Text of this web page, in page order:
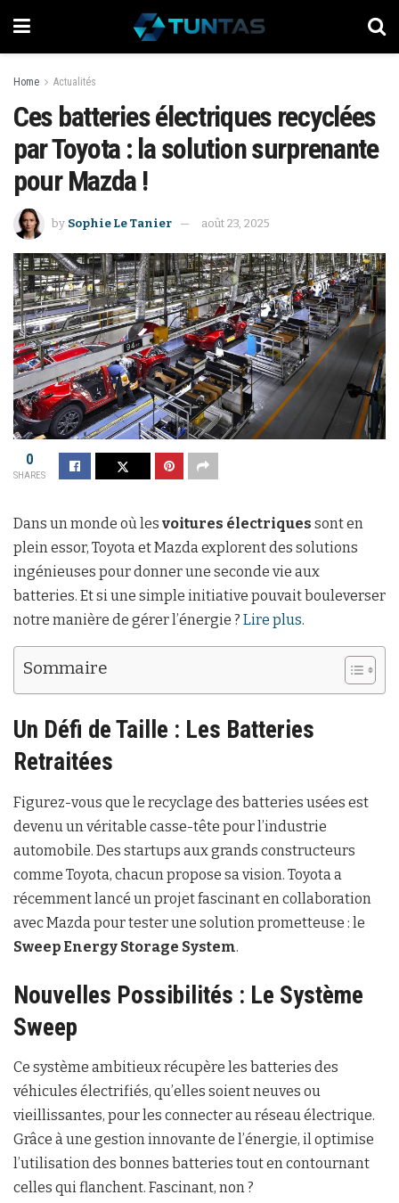
Home Actualités
Ces batteries électriques recyclées
par Toyota : la solution surprenante
pour Mazda !
by Sophie Le Tanier août 23, 2025
0
SHARES
Dans un monde où les voitures électriques sont en
plein essor, Toyota et Mazda explorent des solutions
ingénieuses pour donner une seconde vie aux
batteries. Et si une simple initiative pouvait bouleverser
notre manière de gérer l’énergie ? Lire plus.
Sommaire
Un Défi de Taille : Les Batteries
Retraitées
Figurez-vous que le recyclage des batteries usées est
devenu un véritable casse-tête pour l’industrie
automobile. Des startups aux grands constructeurs
comme Toyota, chacun propose sa vision. Toyota a
récemment lancé un projet fascinant en collaboration
avec Mazda pour tester une solution prometteuse : le
Sweep Energy Storage System.
Nouvelles Possibilités : Le Système
Sweep
Ce système ambitieux récupère les batteries des
véhicules électrifiés, qu’elles soient neuves ou
vieillissantes, pour les connecter au réseau électrique.
Grâce à une gestion innovante de l’énergie, il optimise
l’utilisation des bonnes batteries tout en contournant
celles qui flanchent. Fascinant, non ?